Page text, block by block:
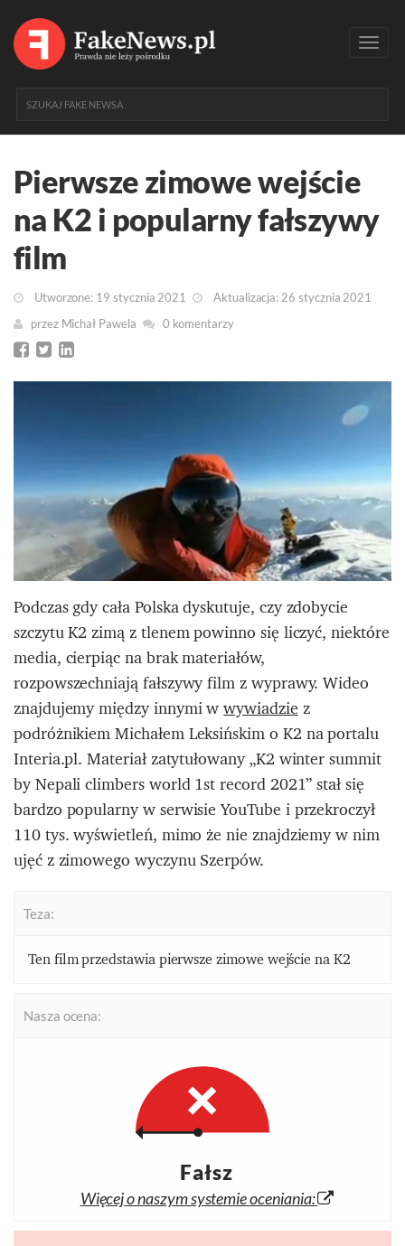
Pierwsze zimowe wejście
na K2 i popularny fałszywy
film
Utworzone: 19 stycznia 2021
Aktualizacja: 26 stycznia 2021
przez Michał Pawela 0 komentarzy
Podczas gdy cała Polska dyskutuje, czy zdobycie
szczytu K2 zimą z tlenem powinno się liczyć, niektóre
media, cierpiąc na brak materiałów,
rozpowszechniają fałszywy film z wyprawy. Wideo
znajdujemy między innymi wwywiadziez
podróżnikiem Michałem Leksińskim o K2 na portalu
Interia.pl. Materiał zatytułowany „K2 winter summit
by Nepali climbers world 1st record 2021” stał się
bardzo popularny w serwisie YouTube i przekroczył
110 tys. wyświetleń, mimo że nie znajdziemy w nim
ujęć z zimowego wyczynu Szerpów.
Teza:
Ten film przedstawia pierwsze zimowe wejście na K2
Nasza ocena:
Fałsz
Więcej o naszym systemie oceniania: